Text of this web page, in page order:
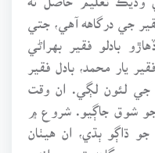
جي درگاهه آهي، جتي
تي ڏهاڙو بادلو فقير بهراڻي
يار محمد، بادل فقير
جي لئون لڳي. ان وقت
ڳائڻ جو شوق جاڳيو. شروع ۾
ڌاڳو ٻڌي، ان هيٺان
درگاهه تي پيراندي